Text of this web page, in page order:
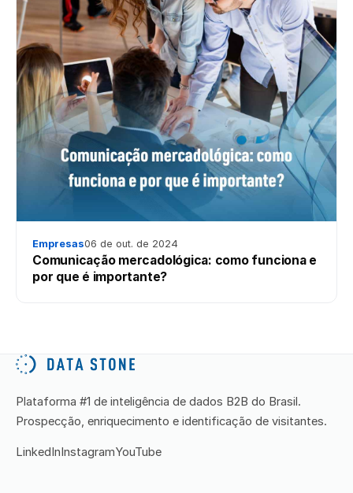
Empresas06 de out. de 2024
Comunicação mercadológica: como funciona e
por que é importante?
Plataforma #1 de inteligência de dados B2B do Brasil.
Prospecção, enriquecimento e identificação de visitantes.
LinkedInInstagramYouTube